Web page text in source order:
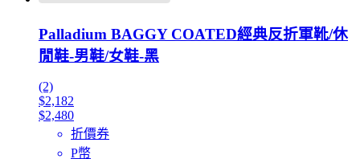
Palladium BAGGY COATED經典反折軍靴/休
閒鞋-男鞋/女鞋-黑
(2)
$2,182
$2,480
折價券
P幣